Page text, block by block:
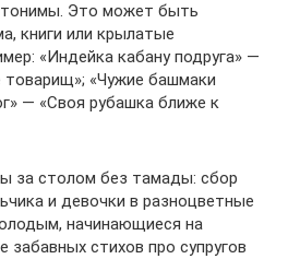
Это может быть
книги или крылатые
«Индейка кабану подруга» —
товарищ»; «Чужие башмаки
— «Своя рубашка ближе к
за столом без тамады: сбор
и девочки в разноцветные
начинающиеся на
забавных стихов про супругов